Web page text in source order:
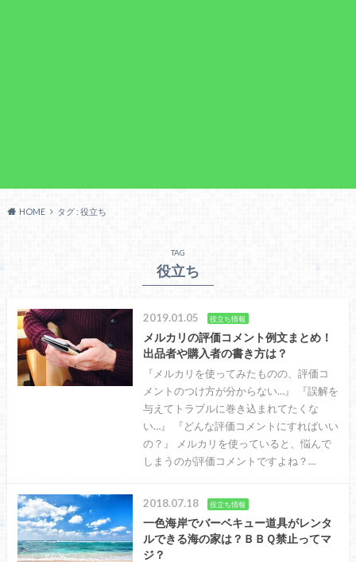
HOME タグ : 役立ち
TAG
役立ち
2019.01.05 役立ち情報
メルカリの評価コメント例文まとめ！
出品者や購入者の書き方は？
『メルカリを使ってみたものの、評価コ
メントのつけ方が分からない…』 『誤解を
与えてトラブルに巻き込まれてたくな
い…』 『どんな評価コメントにすればいい
の？』 メルカリを使っていると、悩んで
しまうのが評価コメントですよね？…
2018.07.18 役立ち情報
一色海岸でバーベキュー道具がレンタ
ルできる海の家は？ＢＢＱ禁止ってマ
ジ？